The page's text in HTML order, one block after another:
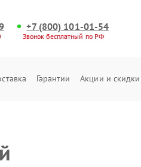
+7 (800) 101-01-54
Звонок бесплатный по РФ
Гарантии Акции и скидки